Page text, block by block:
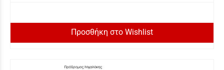
Προσθήκη στο Wishlist